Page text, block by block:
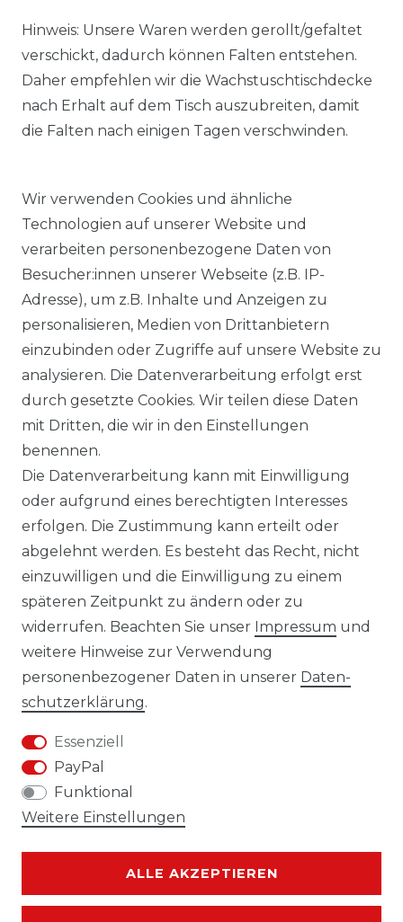
Hinweis: Unsere Waren werden gerollt/gefaltet
verschickt, dadurch können Falten entstehen.
Daher empfehlen wir die Wachstuschtischdecke
nach Erhalt auf dem Tisch auszubreiten, damit
die Falten nach einigen Tagen verschwinden.
KOSTENLOSER & SCHNELLER VERSAND
LIEFERZEIT ETWA 1 BIS 3 WERKTAGE
14 TAGE RÜCKGABERECHT
Laro-Shop.de
06233-7705680
info@laro-shop.de
Montag - Freitag, 09:00 - 17:00
Widerrufs­recht
Daten­schutz­erklärung
Wir verwenden Cookies und ähnliche
Technologien auf unserer Website und
verarbeiten personenbezogene Daten von
Besucher:innen unserer Webseite (z.B. IP-
Adresse), um z.B. Inhalte und Anzeigen zu
personalisieren, Medien von Drittanbietern
einzubinden oder Zugriffe auf unsere Website zu
analysieren. Die Datenverarbeitung erfolgt erst
durch gesetzte Cookies. Wir teilen diese Daten
mit Dritten, die wir in den Einstellungen
benennen.
Die Datenverarbeitung kann mit Einwilligung
oder aufgrund eines berechtigten Interesses
erfolgen. Die Zustimmung kann erteilt oder
abgelehnt werden. Es besteht das Recht, nicht
einzuwilligen und die Einwilligung zu einem
späteren Zeitpunkt zu ändern oder zu
widerrufen. Beachten Sie unser Impressum und
weitere Hinweise zur Verwendung
personenbezogener Daten in unserer Daten­
schutz­erklärung.
Essenziell
PayPal
Funktional
Weitere Einstellungen
ALLE AKZEPTIEREN